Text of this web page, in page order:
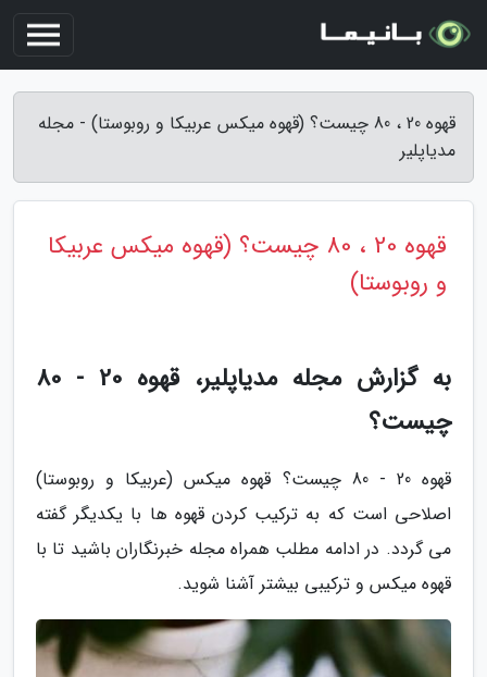
قهوه 20 ، 80 چیست؟ (قهوه میکس عربیکا و روبوستا) - مجله
مدیاپلیر
قهوه 20 ، 80 چیست؟ (قهوه میکس عربیکا
و روبوستا)
به گزارش مجله مدیاپلیر، قهوه 20 - 80
چیست؟
قهوه 20 - 80 چیست؟ قهوه میکس (عربیکا و روبوستا)
اصلاحی است که به ترکیب کردن قهوه ها با یکدیگر گفته
می گردد. در ادامه مطلب همراه مجله خبرنگاران باشید تا با
قهوه میکس و ترکیبی بیشتر آشنا شوید.